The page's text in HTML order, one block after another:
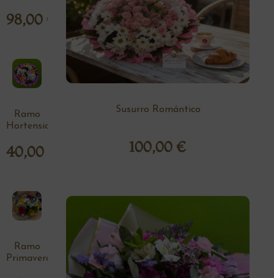
Susurro Romántico
100,00 €
98,00 €
Ramo
Hortensia
40,00
Ramo
Primavera